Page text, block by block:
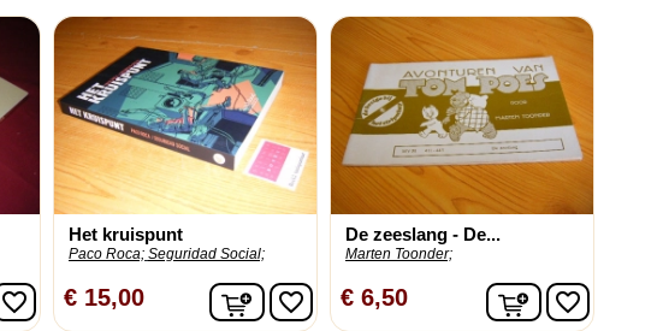
winkelwagen
favorite_border
Het kruispunt
Paco Roca; Seguridad Social;
€ 15,00 In winkelwagen
favorite_border
De zeeslang - De...
Marten Toonder;
€ 6,50 Infavorite_border